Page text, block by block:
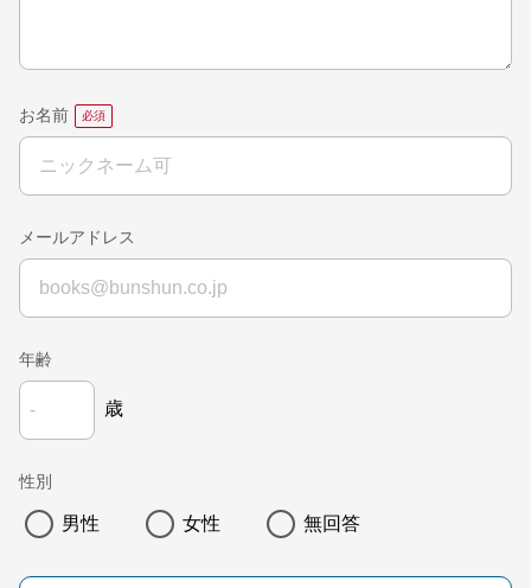
お名前
メールアドレス
年齢
歳
性別
男性 女性 無回答